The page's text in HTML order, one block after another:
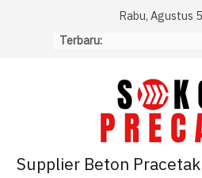
Rabu, Agustus
Terbaru:
Supplier Beton